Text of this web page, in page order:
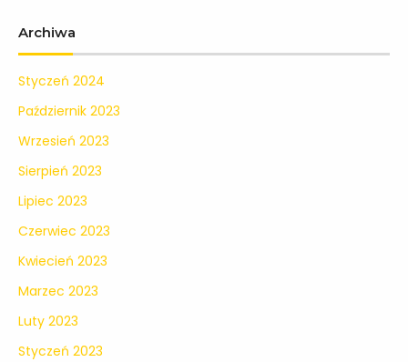
Archiwa
Styczeń 2024
Październik 2023
Wrzesień 2023
Sierpień 2023
Lipiec 2023
Czerwiec 2023
Kwiecień 2023
Marzec 2023
Luty 2023
Styczeń 2023